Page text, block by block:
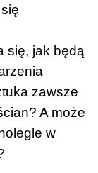
się, jak będą
zawsze
A może
w